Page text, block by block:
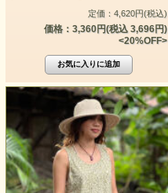
定価：4,620円(税込)
価格：3,360円(税込 3,696円)
<20%OFF>